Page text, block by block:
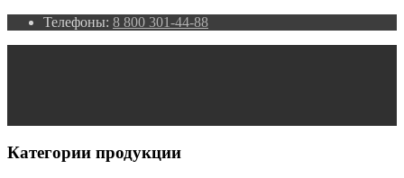
Телефоны: 8 800 301-44-88
Категории продукции